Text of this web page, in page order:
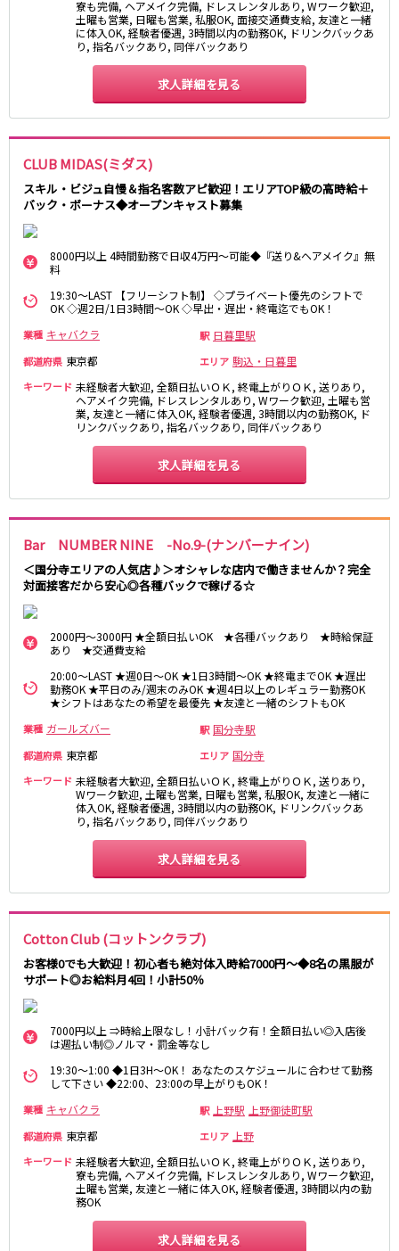
寮も完備, ヘアメイク完備, ドレスレンタルあり, Wワーク歓迎,
土曜も営業, 日曜も営業, 私服OK, 面接交通費支給, 友達と一緒
に体入OK, 経験者優遇, 3時間以内の勤務OK, ドリンクバックあ
り, 指名バックあり, 同伴バックあり
求人詳細を見る
CLUB MIDAS(ミダス)
スキル・ビジュ自慢＆指名客数アピ歓迎！エリアTOP級の高時給＋
バック・ボーナス◆オープンキャスト募集
8000円以上 4時間勤務で日収4万円～可能◆『送り&ヘアメイク』無
料
19:30～LAST 【フリーシフト制】 ◇プライベート優先のシフトで
OK ◇週2日/1日3時間～OK ◇早出・遅出・終電迄でもOK！
業種 キャバクラ 駅 日暮里駅
都道府県 東京都 エリア 駒込・日暮里
キーワード 未経験者大歓迎, 全額日払いＯＫ, 終電上がりＯＫ, 送りあり,
ヘアメイク完備, ドレスレンタルあり, Wワーク歓迎, 土曜も営
業, 友達と一緒に体入OK, 経験者優遇, 3時間以内の勤務OK, ド
リンクバックあり, 指名バックあり, 同伴バックあり
求人詳細を見る
Bar NUMBER NINE -No.9-(ナンバーナイン)
＜国分寺エリアの人気店♪＞オシャレな店内で働きませんか？完全
対面接客だから安心◎各種バックで稼げる☆
2000円～3000円 ★全額日払いOK ★各種バックあり ★時給保証
あり ★交通費支給
20:00～LAST ★週0日～OK ★1日3時間～OK ★終電までOK ★遅出
勤務OK ★平日のみ/週末のみOK ★週4日以上のレギュラー勤務OK
★シフトはあなたの希望を最優先 ★友達と一緒のシフトもOK
業種 ガールズバー 駅 国分寺駅
都道府県 東京都 エリア 国分寺
キーワード 未経験者大歓迎, 全額日払いＯＫ, 終電上がりＯＫ, 送りあり,
Wワーク歓迎, 土曜も営業, 日曜も営業, 私服OK, 友達と一緒に
体入OK, 経験者優遇, 3時間以内の勤務OK, ドリンクバックあ
り, 指名バックあり, 同伴バックあり
求人詳細を見る
Cotton Club (コットンクラブ)
お客様0でも大歓迎！初心者も絶対体入時給7000円～◆8名の黒服が
サポート◎お給料月4回！小計50％
7000円以上 ⇒時給上限なし！小計バック有！全額日払い◎入店後
は週払い制◎ノルマ・罰金等なし
19:30～1:00 ◆1日3H～OK！ あなたのスケジュールに合わせて勤務
して下さい ◆22:00、23:00の早上がりもOK！
業種 キャバクラ 駅 上野駅 上野御徒町駅
都道府県 東京都 エリア 上野
キーワード 未経験者大歓迎, 全額日払いＯＫ, 終電上がりＯＫ, 送りあり,
寮も完備, ヘアメイク完備, ドレスレンタルあり, Wワーク歓迎,
土曜も営業, 友達と一緒に体入OK, 経験者優遇, 3時間以内の勤
務OK
求人詳細を見る
東急大井町線
自由が丘駅
大井町駅
京急本線
京急川崎駅
横浜駅
京急蒲田駅
品川駅
汐入駅
日ノ出町駅
京急鶴見駅
京王井の頭線
神泉駅
下北沢駅
井の頭公園駅
明大前駅
池ノ上駅
JR八高線(八王子～高麗川)
東飯能駅
東武野田線
大宮駅
船橋駅
柏駅
大和駅
藤沢駅
相模大野駅
鶴間駅
中央林間駅
本鵠沼駅
南林間駅
千葉中央駅
京成千葉駅
京成津田沼駅
京成稲毛駅
京成幕張本郷駅
北千住駅
新越谷駅
草加駅
獨協大学前駅
館林駅
春日部駅
押上〈スカイツリー前〉駅谷塚駅
竹ノ塚駅
浅草駅
西新井駅
太田駅
伊勢崎駅
羽生駅
せんげん台駅
大袋駅
南羽生駅
蒲生駅
茂林寺前駅
牛田駅
越谷駅
五反野駅
小菅駅
JR武蔵野線